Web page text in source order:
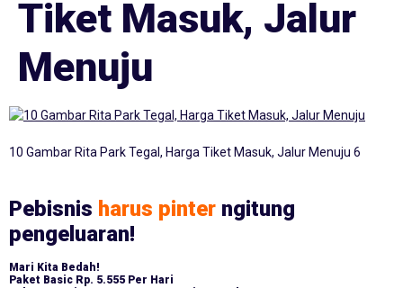
Tiket Masuk, Jalur
Menuju
10 Gambar Rita Park Tegal, Harga Tiket Masuk, Jalur Menuju 6
Pebisnis harus pinter ngitung
pengeluaran!
Mari Kita Bedah!
Paket Basic Rp. 5.555 Per Hari